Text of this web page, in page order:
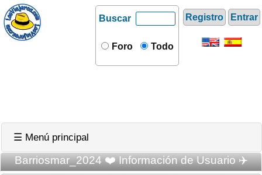
Registro Entrar
Buscar
Foro Todo
☰ Menú principal
Barriosmar_2024 ❤️ Información de Usuario ✈️